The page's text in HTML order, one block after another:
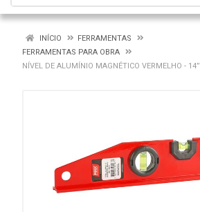
INÍCIO
FERRAMENTAS
FERRAMENTAS PARA OBRA
NÍVEL DE ALUMÍNIO MAGNÉTICO VERMELHO - 14”